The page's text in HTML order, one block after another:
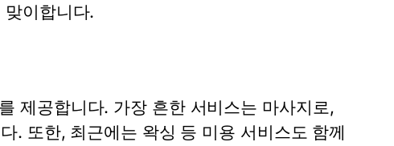
이합니다.
제공합니다. 가장 흔한 서비스는 마사지로,
. 또한, 최근에는 왁싱 등 미용 서비스도 함께